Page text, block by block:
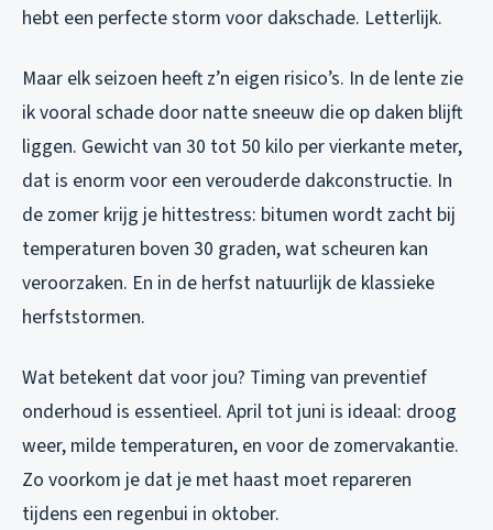
hebt een perfecte storm voor dakschade. Letterlijk.
Maar elk seizoen heeft z’n eigen risico’s. In de lente zie
ik vooral schade door natte sneeuw die op daken blijft
liggen. Gewicht van 30 tot 50 kilo per vierkante meter,
dat is enorm voor een verouderde dakconstructie. In
de zomer krijg je hittestress: bitumen wordt zacht bij
temperaturen boven 30 graden, wat scheuren kan
veroorzaken. En in de herfst natuurlijk de klassieke
herfststormen.
Wat betekent dat voor jou? Timing van preventief
onderhoud is essentieel. April tot juni is ideaal: droog
weer, milde temperaturen, en voor de zomervakantie.
Zo voorkom je dat je met haast moet repareren
tijdens een regenbui in oktober.